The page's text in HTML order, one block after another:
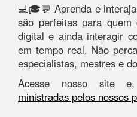
💻🎓💬 Aprenda e
são perfeitas para
digital e ainda interagir
em tempo real. Não
especialistas, mestres e
Acesse nosso site
ministradas pelos nossos